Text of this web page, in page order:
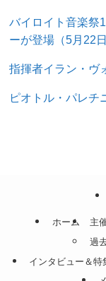
バイロイト音楽祭
ーが登場（5月22日
指揮者イラン・ヴ
ピオトル・パレチ
ホーム
主
過
インタビュー＆特